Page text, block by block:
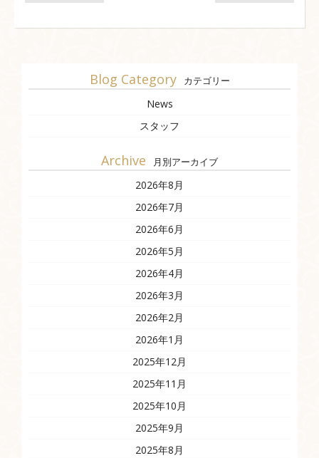
Blog Category カテゴリー
News
スタッフ
Archive 月別アーカイブ
2026年8月
2026年7月
2026年6月
2026年5月
2026年4月
2026年3月
2026年2月
2026年1月
2025年12月
2025年11月
2025年10月
2025年9月
2025年8月